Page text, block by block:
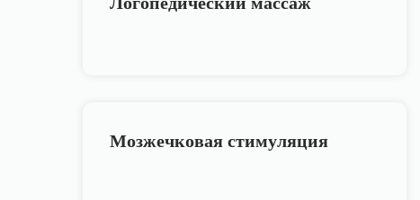
Мозжечковая стимуляция